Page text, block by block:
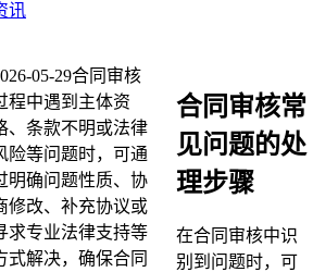
讯
05-29合同审核
程中遇到主体资
、条款不明或法律
险等问题时，可通
明确问题性质、协
修改、补充协议或
求专业法律支持等
式解决，确保合同
合同审核常
见问题的处
理步骤
在合同审核中识
别到问题时，可